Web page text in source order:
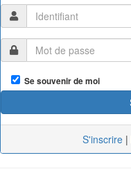
Se souvenir de moi
S'inscrire |